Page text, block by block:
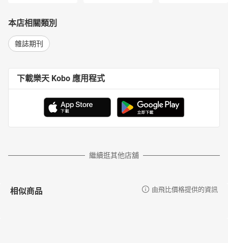
本店相關類別
雜誌期刊
下載樂天 Kobo 應用程式
繼續逛其他店舖
相似商品 由飛比價格提供的資訊